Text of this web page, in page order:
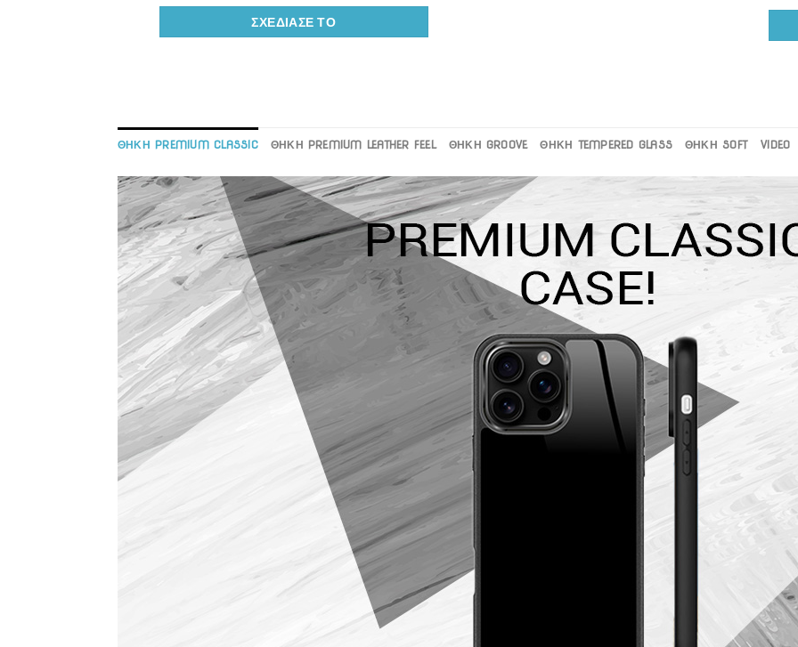
ΣΧΕΔΊΑΣΕ ΤΟ
ΘΗΚΗ PREMIUM CLASSIC ΘΗΚΗ PREMIUM LEATHER FEEL ΘΗΚΗ GROOVE ΘΗΚΗ TEMPERED GLASS ΘΗΚΗ SOFT VIDEO